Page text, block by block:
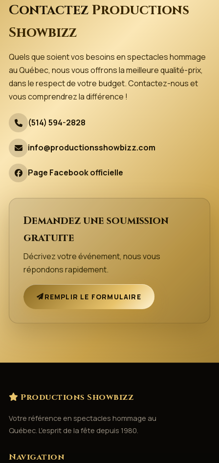
Contactez Productions
Showbizz
Quels que soient vos besoins en spectacles hommage
au Québec, nous vous offrons la meilleure qualité-prix,
dans le respect de votre budget. Contactez-nous et
vous comprendrez la différence !
(514) 594-2828
info@productionsshowbizz.com
Page Facebook officielle
Demandez une soumission
gratuite
Décrivez votre événement, nous vous
répondons rapidement.
REMPLIR LE FORMULAIRE
Productions Showbizz
Votre référence en spectacles hommage au
Québec. L'esprit de la fête depuis 1980.
Navigation